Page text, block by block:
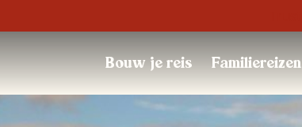
Bouw je reis Familiereizen